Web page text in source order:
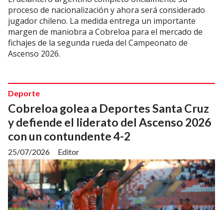
proceso de nacionalización y ahora será considerado
jugador chileno. La medida entrega un importante
margen de maniobra a Cobreloa para el mercado de
fichajes de la segunda rueda del Campeonato de
Ascenso 2026.
Cobreloa golea a Deportes Santa Cruz
y defiende el liderato del Ascenso 2026
con un contundente 4-2
Editor
Deporte
25/07/2026